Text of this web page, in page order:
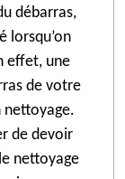
débarras,
lorsqu’on
effet, une
de votre
nettoyage.
de devoir
nettoyage